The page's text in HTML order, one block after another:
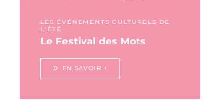
LES ÉVÉNEMENTS CULTURELS DE
L'ÉTÉ
Le Festival des Mots
EN SAVOIR +